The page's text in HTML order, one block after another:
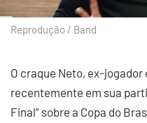
Reprodução / Band
O craque Neto, ex-
recentemente em sua
Final” sobre a Copa do